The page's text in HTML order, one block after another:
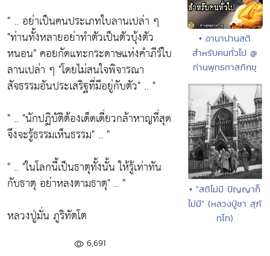
" .. อย่าเป็นคนประเภทใบลานเปล่า ๆ
"ท่านทั้งหลายอย่าทำตัวเป็นตัวบุ้งตัว
หนอน"คอยกัดแทะกระดาษแห่งคำภีร์ใบ
ลานเปล่า ๆ "โดยไม่สนใจพิจารณา
สัจธรรมอันประเสริฐที่มีอยู่กับตัว" .. "
" .. "นักปฏิบัติต้องเด็ดเดี่ยวกล้าหาญที่สุด
จึงจะรู้ธรรมเห็นธรรม" .. "
" .. "ในโลกนี้เป็นธาตุทั้งนั้น ให้รู้เท่าทัน
กับธาตุ อย่าหลงตามธาตุ" .. "
หลวงปู่มั่น ภูริทัตโต
6,691
• อานาปานสติ
สำหรับคนทั่วไป @
ท่านพุทธทาสภิกขุ
• "สติไม่มี ปัญญาก็
ไม่มี" (หลวงปู่ชา สุภั
ทโท)